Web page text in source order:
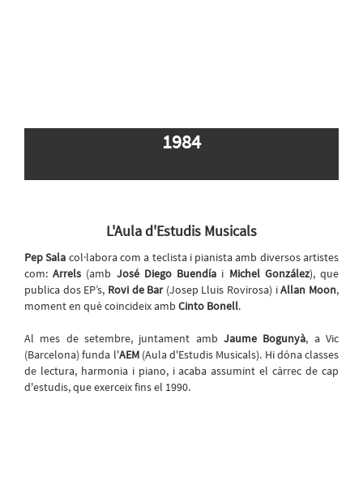
1984
L'Aula d'Estudis Musicals
Pep Sala col·labora com a teclista i pianista amb diversos artistes
com:Arrels (amb José Diego Buendía i Michel González), que
publica dos EP’s, Rovi de Bar(Josep Lluis Rovirosa) iAllan Moon,
moment en què coincideix amb Cinto Bonell.
Al mes de setembre, juntament amb Jaume Bogunyà, a Vic
(Barcelona) funda l'AEM(Aula d'Estudis Musicals). Hi dóna classes
de lectura, harmonia i piano, i acaba assumint el càrrec de cap
d'estudis, que exerceix fins el 1990.